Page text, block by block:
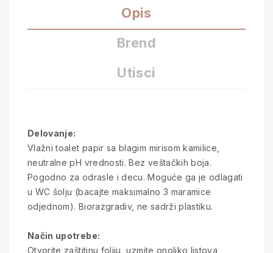
Opis
Brend
Utisci
Delovanje:
Vlažni toalet papir sa blagim mirisom kamilice,
neutralne pH vrednosti. Bez veštačkih boja.
Pogodno za odrasle i decu. Moguće ga je odlagati
u WC šolju (bacajte maksimalno 3 maramice
odjednom). Biorazgradiv, ne sadrži plastiku.
Način upotrebe:
Otvorite zaštitinu foliju, uzmite onoliko listova